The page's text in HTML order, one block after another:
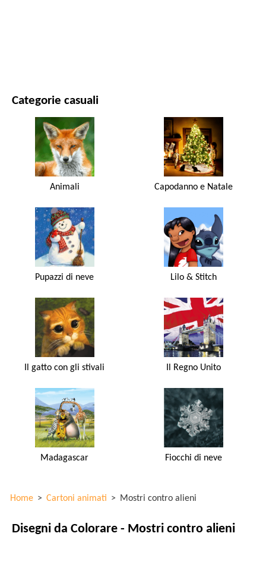
Categorie casuali
Animali Capodanno e Natale
Pupazzi di neve Lilo & Stitch
Il gatto con gli stivali Il Regno Unito
Madagascar Fiocchi di neve
Home > Cartoni animati > Mostri contro alieni
Disegni da Colorare - Mostri contro alieni